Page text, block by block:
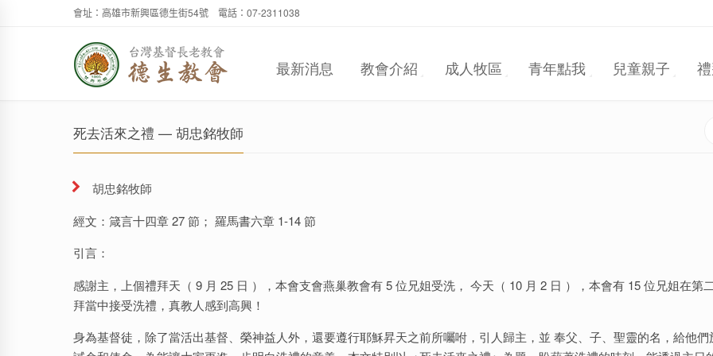
會址：高雄市新興區德生街54號 電話：07-2311038
最新消息 教會介紹 成人牧區 青年點我 兒童親子
死去活來之禮 — 胡忠銘牧師
胡忠銘牧師
經文：箴言十四章 27 節； 羅馬書六章 1-14 節
引言：
感謝主，上個禮拜天（ 9 月 25 日 ），本會支會燕巢教會有 5 位兄姐受洗， 今天（ 10 月 2 日 ），本會有 15 位兄姐在第
拜當中接受洗禮，真教人感到高興！
身為基督徒，除了當活出基督、榮神益人外，還要遵行耶穌昇天之前所囑咐，引人歸主，並 奉父、子、聖靈的名，給他們